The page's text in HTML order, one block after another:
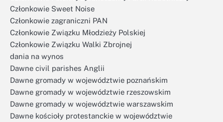
Członkowie Sweet Noise
Członkowie zagraniczni PAN
Członkowie Związku Młodzieży Polskiej
Członkowie Związku Walki Zbrojnej
dania na wynos
Dawne civil parishes Anglii
Dawne gromady w województwie poznańskim
Dawne gromady w województwie rzeszowskim
Dawne gromady w województwie warszawskim
Dawne kościoły protestanckie w województwie